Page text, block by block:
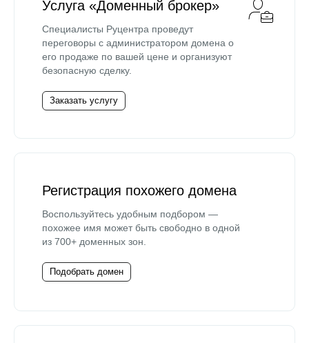
Услуга «Доменный брокер»
Специалисты Руцентра проведут
переговоры с администратором домена о
его продаже по вашей цене и организуют
безопасную сделку.
Заказать услугу
Регистрация похожего домена
Воспользуйтесь удобным подбором —
похожее имя может быть свободно в одной
из 700+ доменных зон.
Подобрать домен